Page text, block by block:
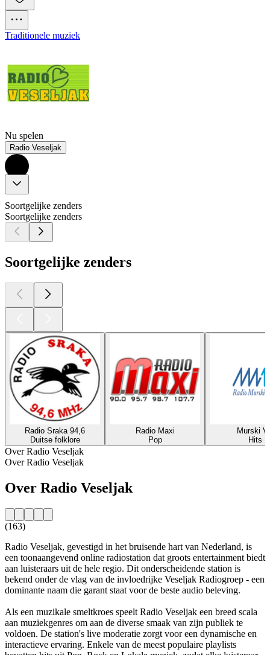
Traditionele muziek
Nu spelen
Radio Veseljak
Soortgelijke zenders
Soortgelijke zenders
Soortgelijke zenders
Radio Sraka 94,6
Duitse folklore
Radio Maxi
Pop
Murski
Hits
Over Radio Veseljak
Over Radio Veseljak
Over Radio Veseljak
(163)
Radio Veseljak, gevestigd in het bruisende hart van Nederland, is
een toonaangevend online radiostation dat groots entertainment biedt
aan luisteraars uit de hele regio. Dit onderscheidende station is
bekend onder de vlag van de invloedrijke Veseljak Radiogroep - een
dominante naam die garant staat voor de beste audio beleving.
Als een muzikale smeltkroes speelt Radio Veseljak een breed scala
aan muziekgenres om aan de diverse smaak van zijn publiek te
voldoen. De station's live moderatie zorgt voor een dynamische en
interactieve ervaring. Enkele van de meest populaire playlists